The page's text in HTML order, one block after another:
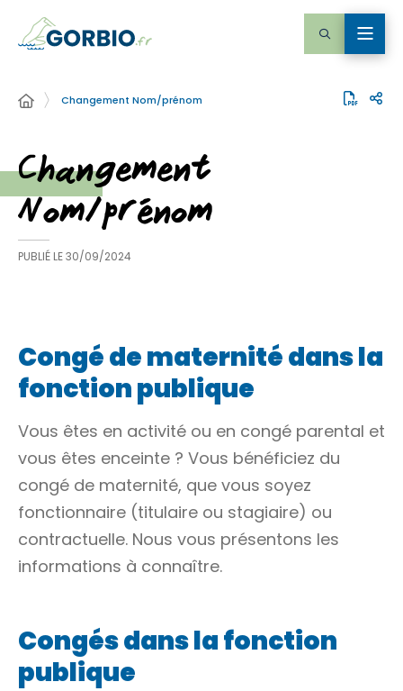
Changement Nom/prénom
Changement
Nom/prénom
PUBLIÉ LE30/09/2024
Congé de maternité dans la
fonction publique
Vous êtes en activité ou en congé parental et
vous êtes enceinte ? Vous bénéficiez du
congé de maternité, que vous soyez
fonctionnaire (titulaire ou stagiaire) ou
contractuelle. Nous vous présentons les
informations à connaître.
Congés dans la fonction
publique